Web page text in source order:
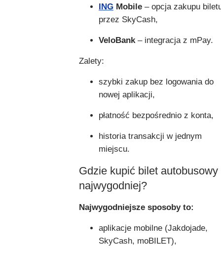
ING Mobile – opcja zakupu
przez SkyCash,
VeloBank– integracja z mPay.
Zalety:
szybki zakup bez logowania do
nowej aplikacji,
płatność bezpośrednio z konta,
historia transakcji w jednym
miejscu.
Gdzie kupić bilet autobusowy
najwygodniej?
Najwygodniejsze sposoby to:
aplikacje mobilne (Jakdojade,
SkyCash, moBILET),